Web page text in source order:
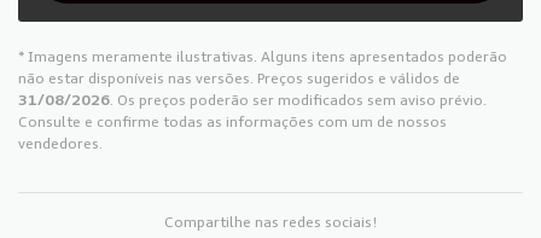
* Imagens meramente ilustrativas. Alguns itens apresentados poderão
não estar disponíveis nas versões. Preços sugeridos e válidos de
31/08/2026 . Os preços poderão ser modificados sem aviso prévio.
Consulte e confirme todas as informações com um de nossos
vendedores.
Compartilhe nas redes sociais!